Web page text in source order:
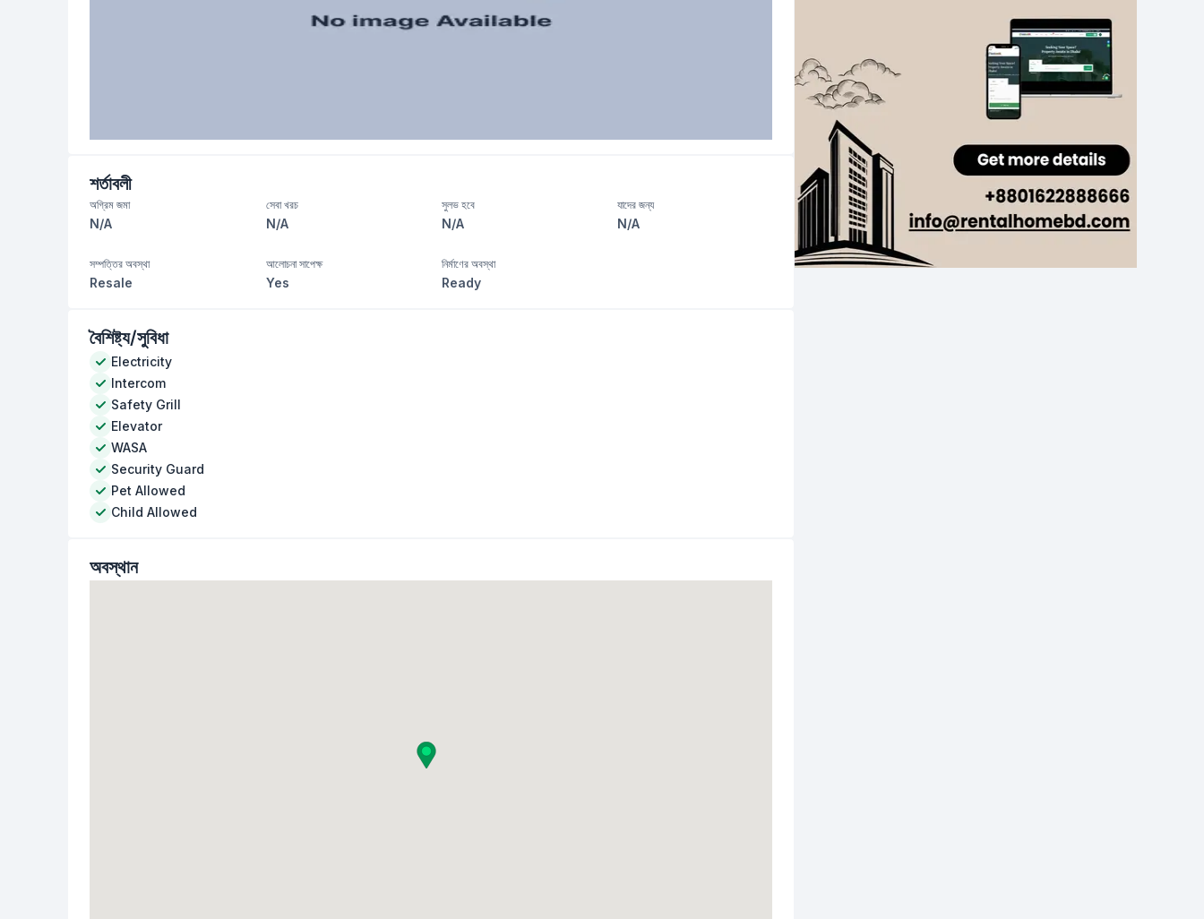
শর্তাবলী
অগ্রিম জমা
N/A
সেবা খরচ
N/A
সুলভ হবে
N/A
যাদের জন্য
N/A
সম্পত্তির অবস্থা
Resale
আলোচনা সাপেক্ষ
Yes
নির্মাণের অবস্থা
Ready
বৈশিষ্ট্য/সুবিধা
Electricity
Intercom
Safety Grill
Elevator
WASA
Security Guard
Pet Allowed
Child Allowed
অবস্থান